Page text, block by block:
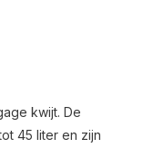
kwijt. De
45 liter en zijn